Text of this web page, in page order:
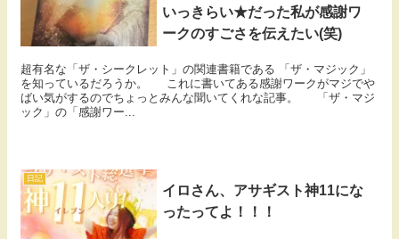
いっきらい★だった私が感謝ワ
ークのすごさを伝えたい(笑)
超有名な「ザ・シークレット」の関連書籍である 「ザ・マジック」
を知っているだろうか。 これに書いてある感謝ワークがマジでや
ばい気がするのでちょっとみんな聞いてくれな記事。 「ザ・マジ
ック」の「感謝ワー...
日記
イロさん、アサギスト神11にな
ったってよ！！！